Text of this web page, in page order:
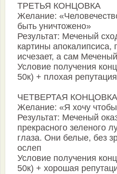
ТРЕТЬЯ КОНЦОВКА
Желание:
быть уничтожено»
Результат: Меченый
картины апокалипсиса,
исчезает, а сам
Условие получения
50к) + плохая репутация
ЧЕТВЕРТАЯ КОНЦОВКА
Желание: «Я хочу
Результат: Меченый
прекрасного зеленого
глаза. Они белые, без
ослеп
Условие получения
50к) + хорошая